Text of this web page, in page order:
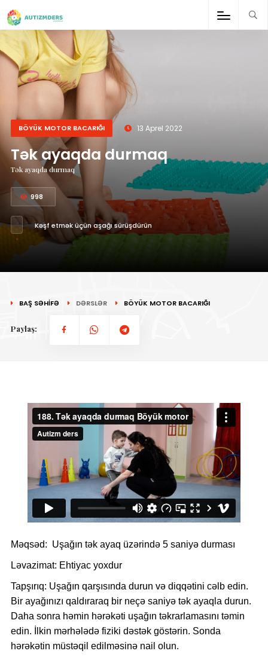
BÖYÜK MOTOR BACARIĞI 13 Aprel 2022
Tək ayaqda durmaq
Tək ayaqda durmaq
998
Kəşf etmək üçün aşağı sürüşdürün
BAŞ SƏHİFƏ DƏRSLƏR BÖYÜK MOTOR BACARIĞI
Paylaş:
Məqsəd: Uşağın tək ayaq üzərində 5 saniyə durması
Ləvazimat: Ehtiyac yoxdur
Tapşırıq: Uşağın qarşısında durun və diqqətini cəlb edin.
Bir ayağınızı qaldıraraq bir neçə saniyə tək ayaqla durun.
Daha sonra həmin hərəkəti uşağın təkrarlamasını təmin
edin. İlkin mərhələdə fiziki dəstək göstərin. Sonda
hərəkətin müstəqil edilməsinə nail olun.